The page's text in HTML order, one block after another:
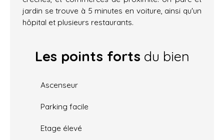
jardin se trouve à 5 minutes en voiture, ainsi qu'un
hôpital et plusieurs restaurants.
Les points forts du bien
Ascenseur
Parking facile
Etage élevé